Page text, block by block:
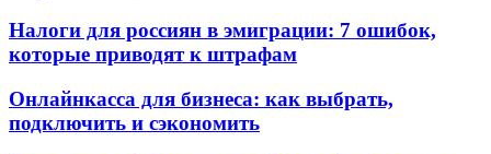
Налоги для россиян в эмиграции: 7 ошибок,
которые приводят к штрафам
Онлайнкасса для бизнеса: как выбрать,
подключить и сэкономить